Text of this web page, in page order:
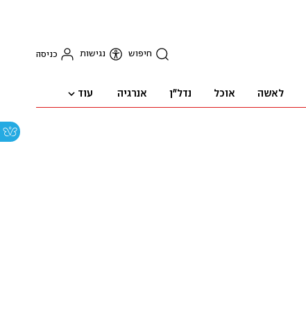
חיפוש נגישות כניסה
לאשה אוכל נדל"ן אנרגיה עוד